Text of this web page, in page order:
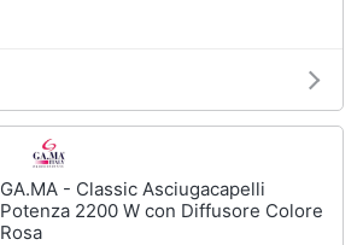
GA.MA - Classic Asciugacapelli
Potenza 2200 W con Diffusore Colore
Rosa